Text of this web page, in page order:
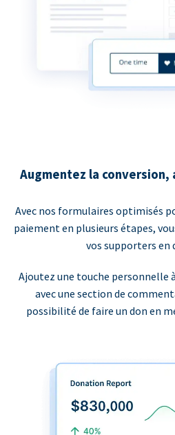
Augmentez la conversion,
Avec nos formulaires optimisés
paiement en plusieurs étapes,
vos supporters en
Ajoutez une touche personnelle
avec une section de
possibilité de faire un don en